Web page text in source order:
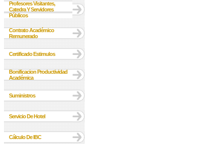
Profesores Visitantes,
Catedra Y Servidores
Públicos
Contrato Académico
Remunerado
Certificado Estimulos
Bonificacion Productividad
Académica
Suministros
Servicio De Hotel
Cálculo De IBC